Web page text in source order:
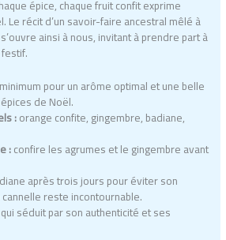
épice, chaque fruit confit exprime
Le récit d’un savoir-faire ancestral mêlé à
ainsi à nous, invitant à prendre part à
minimum pour un arôme optimal et une belle
de Noël.
:orange confite, gingembre, badiane,
:confire les agrumes et le gingembre avant
après trois jours pour éviter son
reste incontournable.
qui séduit par son authenticité et ses